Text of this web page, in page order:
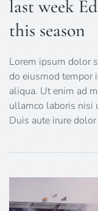
last week
this season
Lorem ipsum dolor
do eiusmod tempor
aliqua. Ut enim ad
ullamco laboris nisi
Duis aute irure